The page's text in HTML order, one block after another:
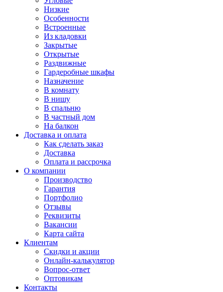
Низкие
Особенности
Встроенные
Из кладовки
Закрытые
Открытые
Раздвижные
Гардеробные шкафы
Назначение
В комнату
В нишу
В спальню
В частный дом
На балкон
Доставка и оплата
Как сделать заказ
Доставка
Оплата и рассрочка
О компании
Производство
Гарантия
Портфолио
Отзывы
Реквизиты
Вакансии
Карта сайта
Клиентам
Скидки и акции
Онлайн-калькулятор
Вопрос-ответ
Оптовикам
Контакты